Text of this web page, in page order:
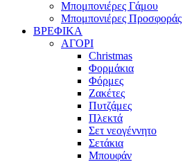
Μπομπονιέρες Γάμου
Μπομπονιέρες Προσφοράς
ΒΡΕΦΙΚΑ
ΑΓΟΡΙ
Christmas
Φορμάκια
Φόρμες
Ζακέτες
Πυτζάμες
Πλεκτά
Σετ νεογέννητο
Σετάκια
Μπουφάν